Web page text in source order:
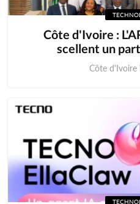
Côte d'Ivoire :
scellent un
Côte d'Ivoire